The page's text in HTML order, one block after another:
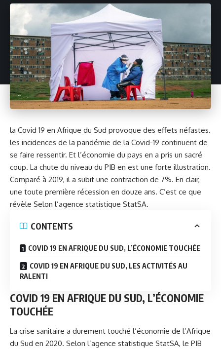
la Covid 19 en Afrique du Sud provoque des effets néfastes.
les incidences de la pandémie de la Covid-19 continuent de
se faire ressentir. Et l’économie du pays en a pris un sacré
coup. La chute du niveau du PIB en est une forte illustration.
Comparé à 2019, il a subit une contraction de 7%. En clair,
une toute première récession en douze ans. C’est ce que
révèle Selon l’agence statistique StatSA.
CONTENTS
COVID 19 EN AFRIQUE DU SUD, L’ÉCONOMIE TOUCHÉE
COVID 19 EN AFRIQUE DU SUD, LES ACTIVITÉS AU
RALENTI
COVID 19 EN AFRIQUE DU SUD, L’ÉCONOMIE
TOUCHÉE
La crise sanitaire a durement touché l’économie de l’Afrique
du Sud en 2020. Selon l’agence statistique StatSA, le PIB